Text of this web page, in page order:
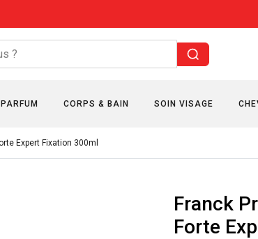
PARFUM CORPS & BAIN SOIN VISAGE
Expert Fixation 300ml
Franck
Forte